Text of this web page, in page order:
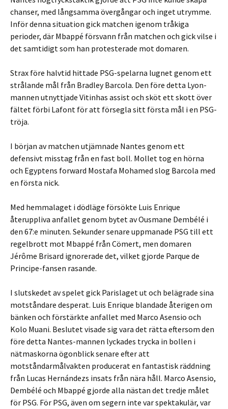
chanser, med långsamma övergångar och inget utrymme.
Inför denna situation gick matchen igenom tråkiga
perioder, där Mbappé försvann från matchen och gick vilse i
det samtidigt som han protesterade mot domaren.
Strax före halvtid hittade PSG-spelarna lugnet genom ett
strålande mål från Bradley Barcola. Den före detta Lyon-
mannen utnyttjade Vitinhas assist och sköt ett skott över
fältet förbi Lafont för att försegla sitt första mål i en PSG-
tröja.
I början av matchen utjämnade Nantes genom ett
defensivt misstag från en fast boll. Mollet tog en hörna
och Egyptens forward Mostafa Mohamed slog Barcola med
en första nick.
Med hemmalaget i dödläge försökte Luis Enrique
återuppliva anfallet genom bytet av Ousmane Dembélé i
den 67:e minuten. Sekunder senare uppmanade PSG till ett
regelbrott mot Mbappé från Cömert, men domaren
Jérôme Brisard ignorerade det, vilket gjorde Parque de
Principe-fansen rasande.
I slutskedet av spelet gick Parislaget ut och belägrade sina
motståndare desperat. Luis Enrique blandade återigen om
bänken och förstärkte anfallet med Marco Asensio och
Kolo Muani. Beslutet visade sig vara det rätta eftersom den
före detta Nantes-mannen lyckades trycka in bollen i
nätmaskorna ögonblick senare efter att
motståndarmålvakten producerat en fantastisk räddning
från Lucas Hernándezs insats från nära håll. Marco Asensio,
Dembélé och Mbappé gjorde alla nästan det tredje målet
för PSG. För PSG, även om segern inte var spektakulär, var